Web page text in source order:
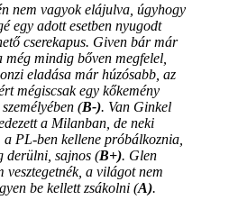
nem vagyok elájulva, úgyhogy
egy adott esetben nyugodt
cserekapus. Given bár már
mindig bőven megfelel,
eladása már húzósabb, az
mégiscsak egy kőkemény
(B-). Van Ginkel
a Milanban, de neki
PL-ben kellene próbálkoznia,
derülni, sajnos (B+). Glen
vesztegetnék, a világot nem
be kellett zsákolni (A).